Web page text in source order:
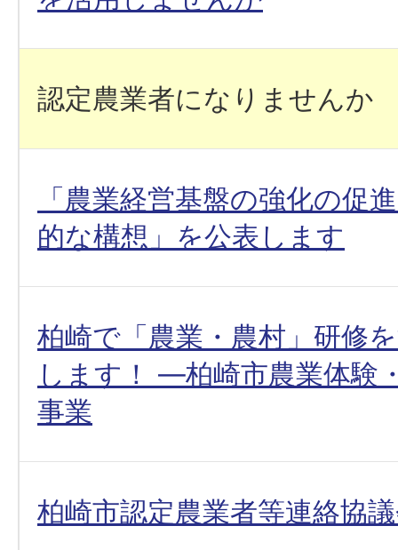
認定農業者になりませんか
「農業経営基盤の強化の促
的な構想」を公表します
柏崎で「農業・農村」研修
します！ ―柏崎市農業体験
事業
柏崎市認定農業者等連絡協